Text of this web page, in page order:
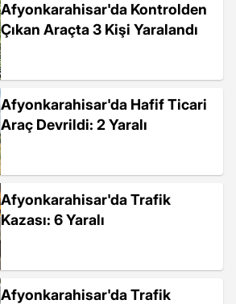
Afyonkarahisar'da Kontrolden
Çıkan Araçta 3 Kişi Yaralandı
Afyonkarahisar'da Hafif Ticari
Araç Devrildi: 2 Yaralı
Afyonkarahisar'da Trafik
Kazası: 6 Yaralı
Afyonkarahisar'da Trafik